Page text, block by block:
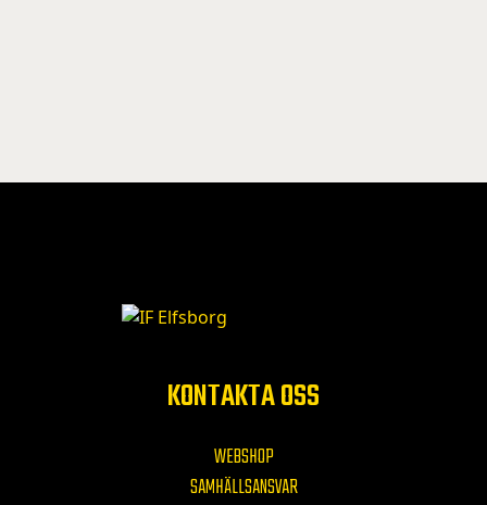
KONTAKTA OSS
WEBSHOP
SAMHÄLLSANSVAR